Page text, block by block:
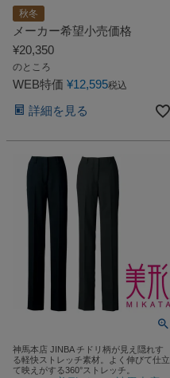
秋冬
メーカー希望小売価格
¥20,350
のところ
WEB特価 ¥12,595税込
詳細を見る
神馬本店 JINBA チドリ柄が見え隠れす
る軽快ストレッチ素材。よく伸びて仕立
て映えがする360°ストレッチ。